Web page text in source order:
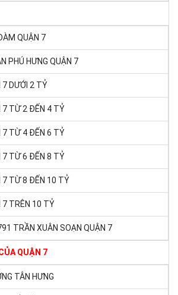
QUẬN 7
PHÚ HƯNG QUẬN 7
7 DƯỚI 2 TỶ
7 TỪ 2 ĐẾN 4 TỶ
7 TỪ 4 ĐẾN 6 TỶ
7 TỪ 6 ĐẾN 8 TỶ
7 TỪ 8 ĐẾN 10 TỶ
7 TRÊN 10 TỶ
TRẦN XUÂN SOẠN QUẬN 7
QUẬN 7
TÂN HƯNG